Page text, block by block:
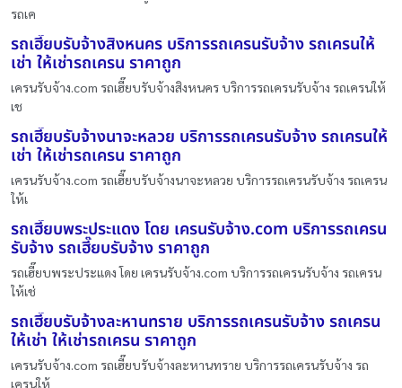
รถเค
รถเฮี๊ยบรับจ้างสิงหนคร บริการรถเครนรับจ้าง รถเครนให้
เช่า ให้เช่ารถเครน ราคาถูก
เครนรับจ้าง.com รถเฮี๊ยบรับจ้างสิงหนคร บริการรถเครนรับจ้าง รถเครนให้
เช
รถเฮี๊ยบรับจ้างนาจะหลวย บริการรถเครนรับจ้าง รถเครนให้
เช่า ให้เช่ารถเครน ราคาถูก
เครนรับจ้าง.com รถเฮี๊ยบรับจ้างนาจะหลวย บริการรถเครนรับจ้าง รถเครน
ให้เ
รถเฮี๊ยบพระประแดง โดย เครนรับจ้าง.com บริการรถเครน
รับจ้าง รถเฮี๊ยบรับจ้าง ราคาถูก
รถเฮี๊ยบพระประแดง โดย เครนรับจ้าง.com บริการรถเครนรับจ้าง รถเครน
ให้เช่
รถเฮี๊ยบรับจ้างละหานทราย บริการรถเครนรับจ้าง รถเครน
ให้เช่า ให้เช่ารถเครน ราคาถูก
เครนรับจ้าง.com รถเฮี๊ยบรับจ้างละหานทราย บริการรถเครนรับจ้าง รถ
เครนให้